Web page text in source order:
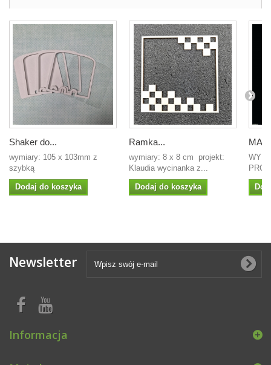
Shaker do...
wymiary: 105 x 103mm z
szybką
Dodaj do koszyka
Ramka...
wymiary: 8 x 8 cm projekt:
Klaudia wycinanka z...
Dodaj do koszyka
Newsletter
Informacja